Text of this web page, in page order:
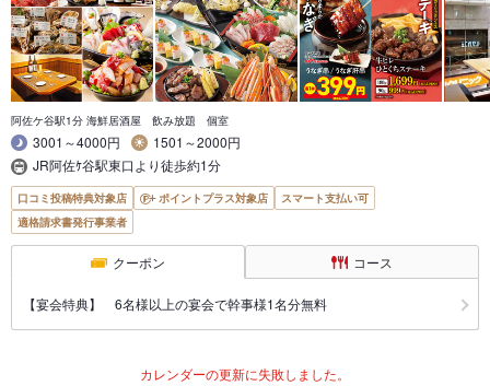
阿佐ケ谷駅1分 海鮮居酒屋 飲み放題 個室
3001～4000円
1501～2000円
JR阿佐ｹ谷駅東口より徒歩約1分
口コミ投稿特典対象店 ポイントプラス対象店
スマート支払い可
適格請求書発行事業者
クーポン コース
【宴会特典】 6名様以上の宴会で幹事様1名分無料
カレンダーの更新に失敗しました。